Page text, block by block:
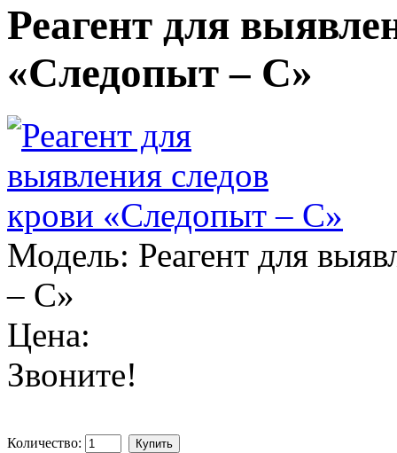
Реагент для
«Следопыт – С»
Модель: Реагент для
– С»
Цена:
Звоните!
Количество: